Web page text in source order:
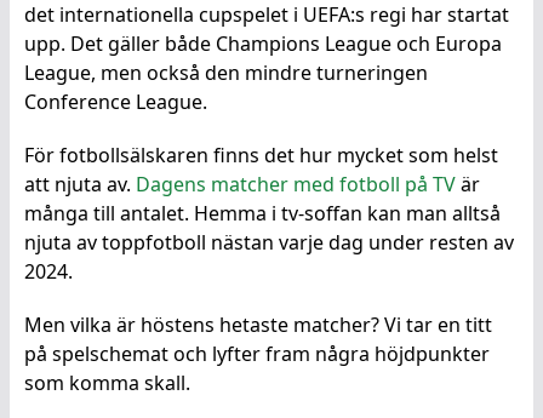
det internationella cupspelet i UEFA:s regi har startat
upp. Det gäller både Champions League och Europa
League, men också den mindre turneringen
Conference League.
För fotbollsälskaren finns det hur mycket som helst
att njuta av. Dagens matcher med fotboll på TVär
många till antalet. Hemma i tv-soffan kan man alltså
njuta av toppfotboll nästan varje dag under resten av
2024.
Men vilka är höstens hetaste matcher? Vi tar en titt
på spelschemat och lyfter fram några höjdpunkter
som komma skall.